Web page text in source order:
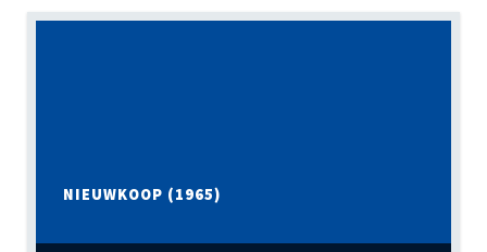
NIEUWKOOP (1965)